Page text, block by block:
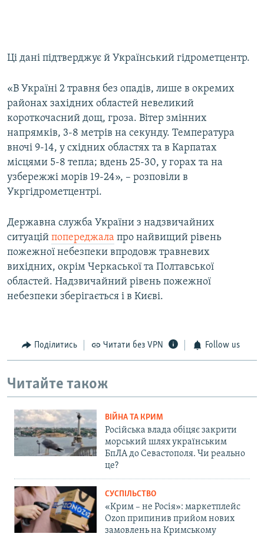
Ці дані підтверджує й Український гідрометцентр.
«В Україні 2 травня без опадів, лише в окремих
районах західних областей невеликий
короткочасний дощ, гроза. Вітер змінних
напрямків, 3-8 метрів на секунду. Температура
вночі 9-14, у східних областях та в Карпатах
місцями 5-8 тепла; вдень 25-30, у горах та на
узбережжі морів 19-24», – розповіли в
Укргідрометцентрі.
Державна служба України з надзвичайних
ситуацій попереджала про найвищий рівень
пожежної небезпеки впродовж травневих
вихідних, окрім Черкаської та Полтавської
областей. Надзвичайний рівень пожежної
небезпеки зберігається і в Києві.
Поділитись Читати без VPN Follow us
Читайте також
ВІЙНА ТА КРИМ
Російська влада обіцяє закрити
морський шлях українським
БпЛА до Севастополя. Чи реально
це?
СУСПІЛЬСТВО
«Крим – не Росія»: маркетплейс
Ozon припинив прийом нових
замовлень на Кримському